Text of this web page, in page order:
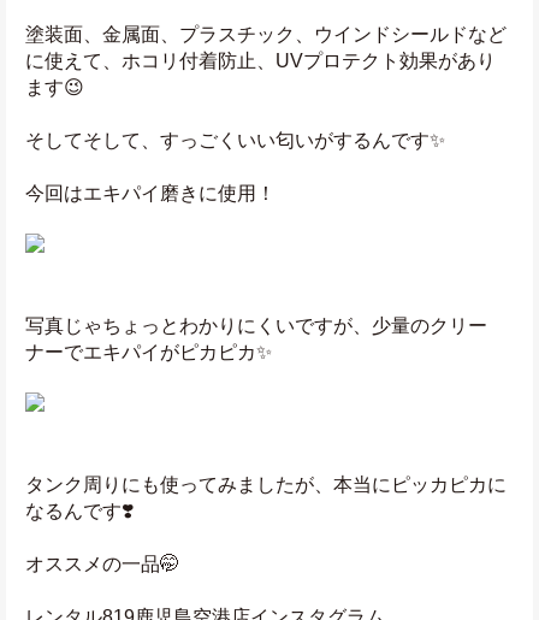
塗装面、金属面、プラスチック、ウインドシールドなど
に使えて、ホコリ付着防止、UVプロテクト効果があり
ます😉
そしてそして、すっごくいい匂いがするんです✨
今回はエキパイ磨きに使用！
写真じゃちょっとわかりにくいですが、少量のクリー
ナーでエキパイがピカピカ✨
タンク周りにも使ってみましたが、本当にピッカピカに
なるんです❣️
オススメの一品🤭